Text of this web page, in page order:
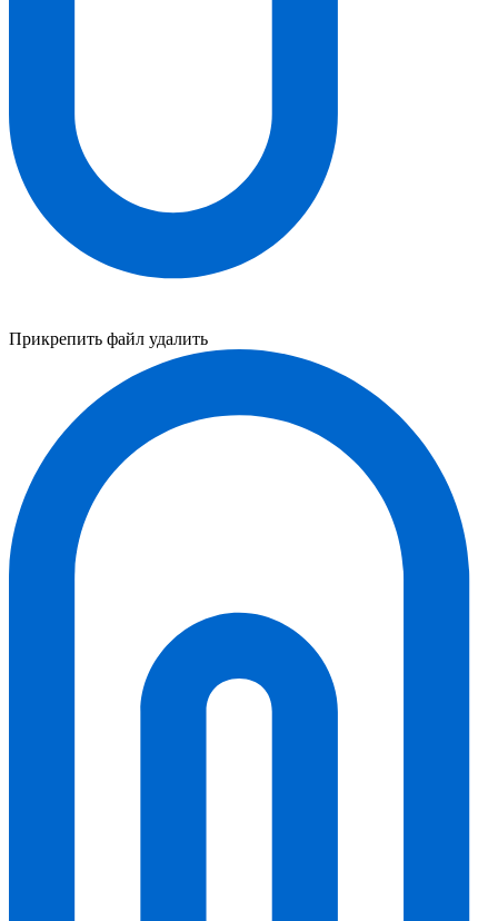
Прикрепить файл удалить